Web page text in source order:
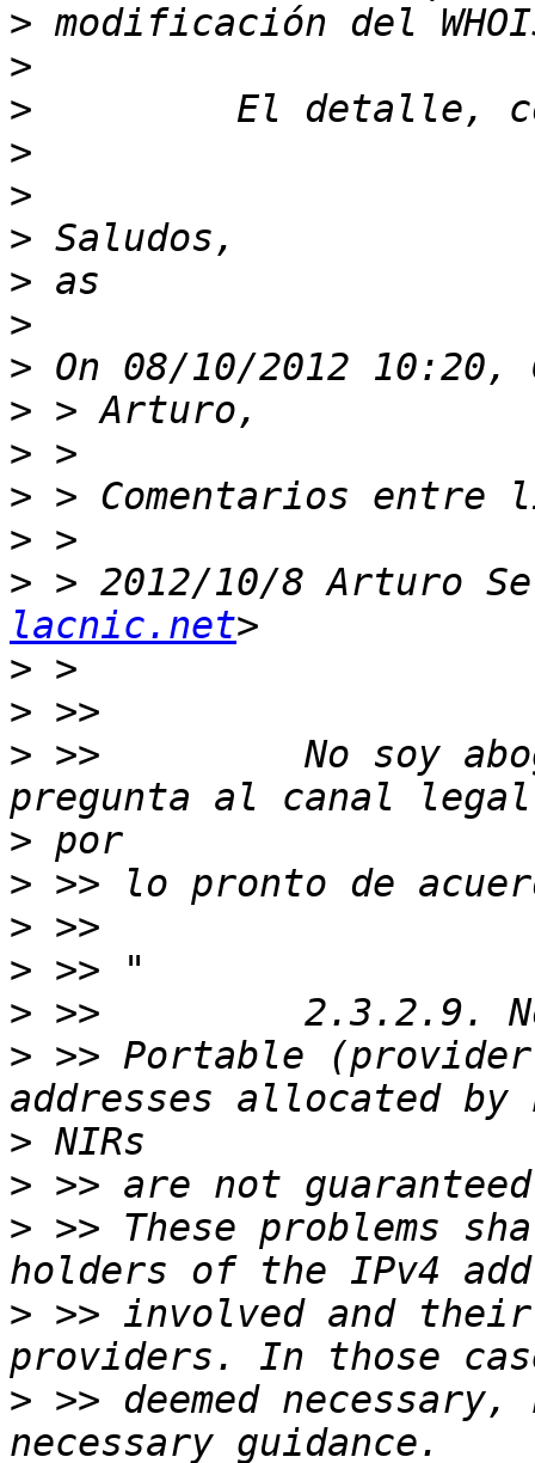
>
>
>
>
>
>
>
>
>
>
>
>
>
> > 2012/10/8 Arturo
lacnic.net
>
>
> >>         No soy
>
>
>
>
>
> >> Portable
>
>
> >> These problems
> >> involved and
> >> deemed